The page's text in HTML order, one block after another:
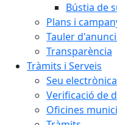
Bústia de
Plans i
Tauler
Transparència
Tràmits i Serveis
Seu electrònica
Verificació de
Oficines